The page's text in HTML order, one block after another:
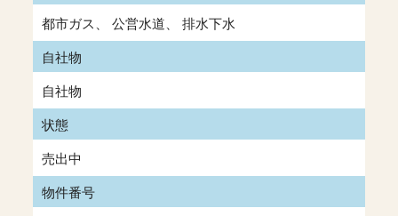
都市ガス
公営水道
排水下水
自社物
自社物
状態
売出中
物件番号